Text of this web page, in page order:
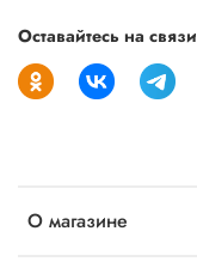
О магазине
Оставайтесь на связи